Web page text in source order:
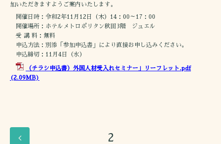
加いただきますようご案内いたします。
開催日時：令和2年11月12日（木）14：00～17：00
開催場所：ホテルメトロポリタン秋田3階 ジュエル
受 講 料：無料
申込方法：別添「参加申込書」により直接お申し込みください。
申込締切：11月4日（水）
（チラシ申込書）外国人材受入れセミナー」リーフレット.pdf
(2.09MB)
2